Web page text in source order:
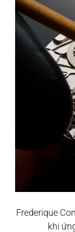
Frederique
khi